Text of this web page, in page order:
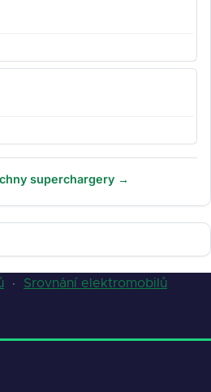
superchargery →
· Srovnání elektromobilů